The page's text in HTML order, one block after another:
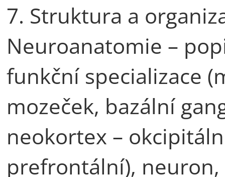
7. Struktura a
Neuroanatomie –
funkční specializace
mozeček, bazální
neokortex –
prefrontální),